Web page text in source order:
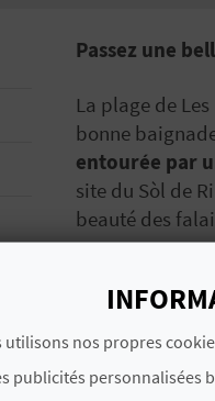
Passez une
La plage de
bonne
entourée par
site du Sòl de
beauté des
La plage de
soleil en
crique de la
utilisons nos propres
publicités personnalisées